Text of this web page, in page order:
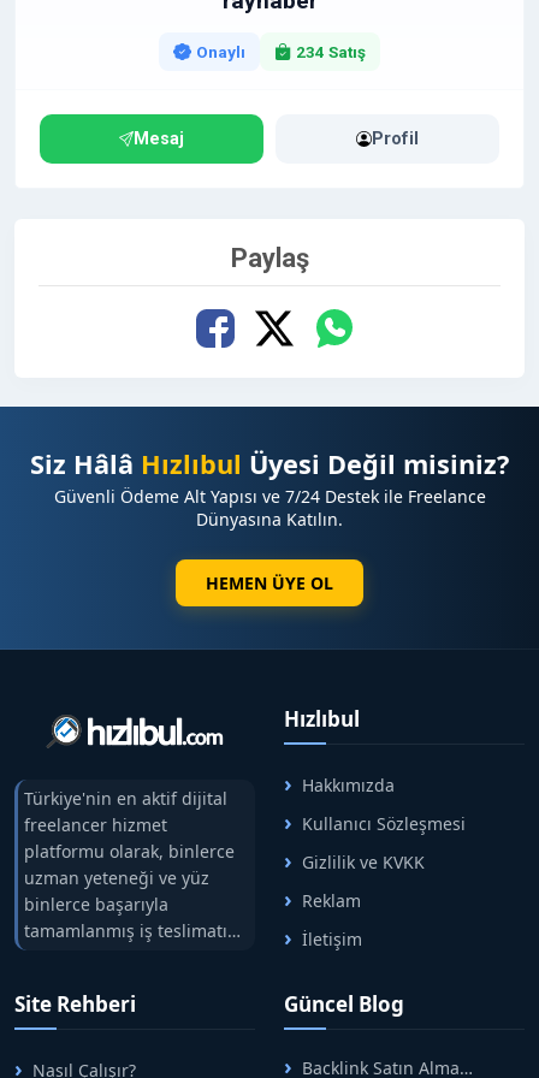
eğlenceli ve özgün içeriklerin yer aldığı, titizlikle
Sitemizin ve sizin sitenizin kalitesini korumak adına
içeriklerde bazı standartlar arıyoruz:
Bir tanıtım yazısı içerisinden maksimum 3 adet
(dofollow) link çıkışı yapılabilir.
İllegal, bahis, casino, kumar, +18 yetişkin içerikleri,
kripto para, forex, tütün ürünleri, CBD ve Türkiye
Cumhuriyeti yasalarına aykırı hiçbir sitenin tanıtımı
veya link çıkışı kesinlikle kabul edilmemektedir.
Onaylı 234 Satış
Mesaj Profil
Paylaş
Siz Hâlâ Hızlıbul Üyesi Değil misiniz?
Güvenli Ödeme Alt Yapısı ve 7/24 Destek ile Freelance
Dünyasına Katılın.
HEMEN ÜYE OL
Türkiye'nin en aktif dijital
freelancer hizmet
platformu olarak, binlerce
uzman yeteneği ve yüz
binlerce başarıyla
tamamlanmış iş teslimatını
tek çatıda buluşturuyoruz.
arasındaki süreci risksiz
alışveriş sistemi ile koruyan
ticaretin güvenli
Hızlıbul
Hakkımızda
Kullanıcı Sözleşmesi
Gizlilik ve KVKK
Reklam
İletişim
Site Rehberi
Nasıl Çalışır?
Güncel Blog
Backlink Satın Alma